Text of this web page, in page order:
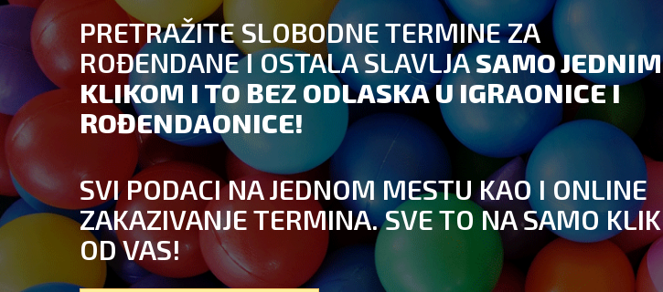
PRETRAŽITE SLOBODNE TERMINE ZA
ROĐENDANE I OSTALA SLAVLJASAMO JEDNIM
KLIKOM I TO BEZ ODLASKA U IGRAONICE I
ROĐENDAONICE!
SVI PODACI NA JEDNOM MESTU KAO I ONLINE
ZAKAZIVANJE TERMINA. SVE TO NA SAMO KLIK
OD VAS!